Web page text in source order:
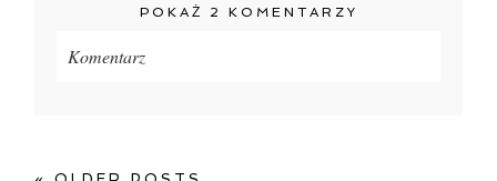
POKAŻ 2 KOMENTARZY
Komentarz